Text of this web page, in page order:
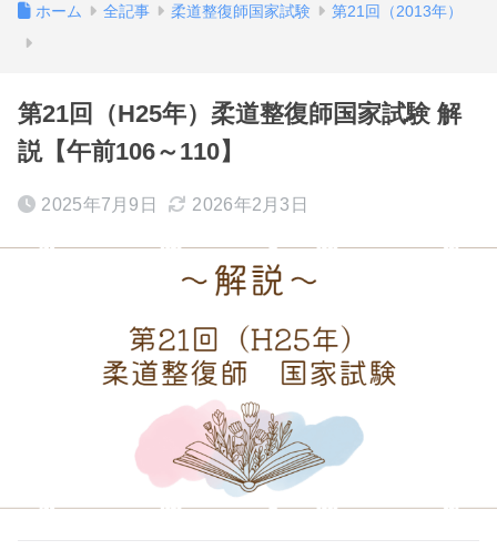
ホーム 全記事 柔道整復師国家試験 第21回（2013年）
第21回（H25年）柔道整復師国家試験 解
説【午前106～110】
2025年7月9日 2026年2月3日